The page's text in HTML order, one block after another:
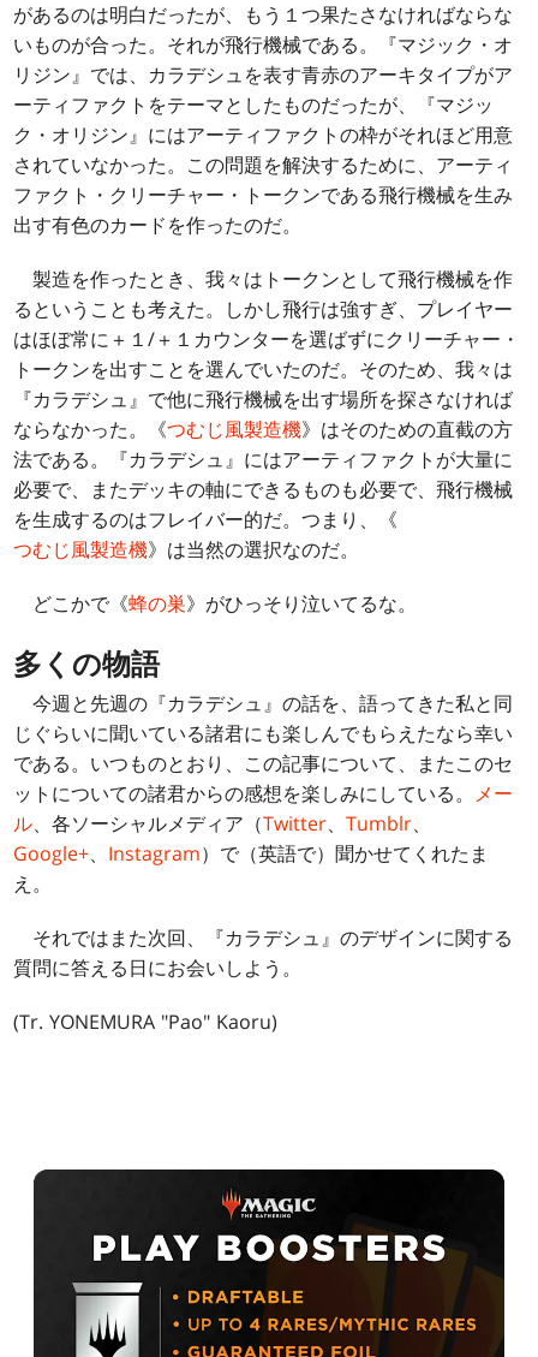
があるのは明白だったが、もう１つ果たさなければならな
いものが合った。それが飛行機械である。『マジック・オ
リジン』では、カラデシュを表す青赤のアーキタイプがア
ーティファクトをテーマとしたものだったが、『マジッ
ク・オリジン』にはアーティファクトの枠がそれほど用意
されていなかった。この問題を解決するために、アーティ
ファクト・クリーチャー・トークンである飛行機械を生み
出す有色のカードを作ったのだ。
製造を作ったとき、我々はトークンとして飛行機械を作
るということも考えた。しかし飛行は強すぎ、プレイヤー
はほぼ常に＋１/＋１カウンターを選ばずにクリーチャー・
トークンを出すことを選んでいたのだ。そのため、我々は
『カラデシュ』で他に飛行機械を出す場所を探さなければ
ならなかった。《つむじ風製造機》はそのための直截の方
法である。『カラデシュ』にはアーティファクトが大量に
必要で、またデッキの軸にできるものも必要で、飛行機械
を生成するのはフレイバー的だ。つまり、《
つむじ風製造機》は当然の選択なのだ。
どこかで《蜂の巣》がひっそり泣いてるな。
多くの物語
今週と先週の『カラデシュ』の話を、語ってきた私と同
じぐらいに聞いている諸君にも楽しんでもらえたなら幸い
である。いつものとおり、この記事について、またこのセ
ットについての諸君からの感想を楽しみにしている。 メー
ル、各ソーシャルメディア（Twitter、Tumblr、
Google+、 Instagram）で（英語で）聞かせてくれたま
え。
それではまた次回、『カラデシュ』のデザインに関する
質問に答える日にお会いしよう。
(Tr. YONEMURA "Pao" Kaoru)